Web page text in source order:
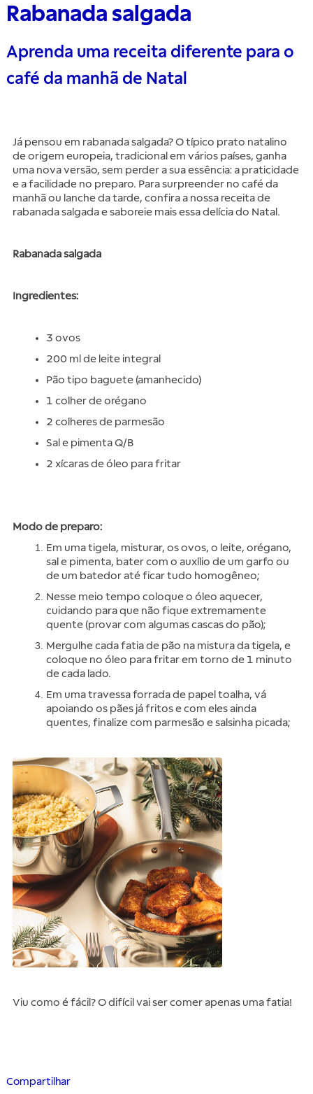
Compartilhar
Rabanada salgada
Aprenda uma receita diferente para o
café da manhã de Natal
Já pensou em rabanada salgada? O típico prato natalino
de origem europeia, tradicional em vários países, ganha
uma nova versão, sem perder a sua essência: a praticidade
e a facilidade no preparo. Para surpreender no café da
manhã ou lanche da tarde, confira a nossa receita de
rabanada salgada e saboreie mais essa delícia do Natal.
Rabanada salgada
Ingredientes:
3 ovos
200 ml de leite integral
Pão tipo baguete (amanhecido)
1 colher de orégano
2 colheres de parmesão
Sal e pimenta Q/B
2 xícaras de óleo para fritar
Modo de preparo:
Em uma tigela, misturar, os ovos, o leite, orégano,
sal e pimenta, bater com o auxílio de um garfo ou
de um batedor até ficar tudo homogêneo;
Nesse meio tempo coloque o óleo aquecer,
cuidando para que não fique extremamente
quente (provar com algumas cascas do pão);
Mergulhe cada fatia de pão na mistura da tigela, e
coloque no óleo para fritar em torno de 1 minuto
de cada lado.
Em uma travessa forrada de papel toalha, vá
apoiando os pães já fritos e com eles ainda
quentes, finalize com parmesão e salsinha picada;
Viu como é fácil? O difícil vai ser comer apenas uma fatia!